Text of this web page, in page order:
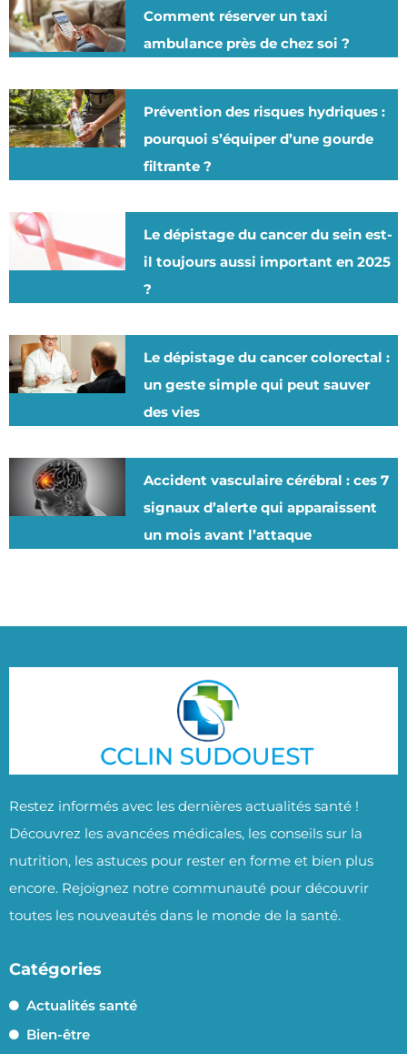
Comment réserver un taxi
ambulance près de chez soi ?
Prévention des risques hydriques :
pourquoi s’équiper d’une gourde
filtrante ?
Le dépistage du cancer du sein est-
il toujours aussi important en 2025
?
Le dépistage du cancer colorectal :
un geste simple qui peut sauver
des vies
Accident vasculaire cérébral : ces 7
signaux d’alerte qui apparaissent
un mois avant l’attaque
Restez informés avec les dernières actualités santé !
Découvrez les avancées médicales, les conseils sur la
nutrition, les astuces pour rester en forme et bien plus
encore. Rejoignez notre communauté pour découvrir
toutes les nouveautés dans le monde de la santé.
Catégories
Actualités santé
Bien-être